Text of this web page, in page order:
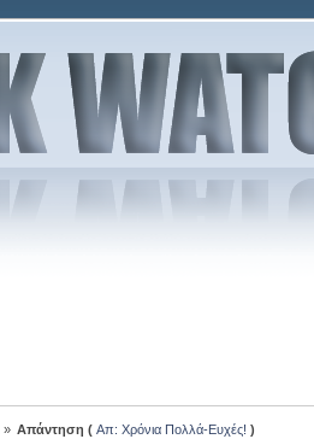
» Απάντηση (Απ: Χρόνια Πολλά-Ευχές! )